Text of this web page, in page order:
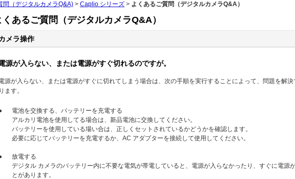
問（デジタルカメラQ&A) > Caplio シリーズ > よくあるご質問（デジタルカメラQ&A）
くあるご質問（デジタルカメラQ&A）
メラ操作
源が入らない、または電源がすぐ切れるのですが。
源が入らない、または電源がすぐに切れてしまう場合は、次の手順を実行することによって、問題を解
ります。
電池を交換する、バッテリーを充電する
アルカリ電池を使用してる場合は、新品電池に交換してください。
バッテリーを使用している場い合は、正しくセットされているかどうかを確認します。
必要に応じてバッテリーを充電するか、AC アダプターを接続して使用してください。
放電する
デジタル カメラのバッテリー内に不要な電気が帯電していると、電源が入らなかったり、すぐに電源
とがあります。